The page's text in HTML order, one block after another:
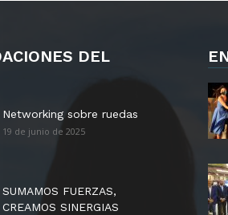
DEL
Networking sobre ruedas
19 de junio de 2025
SUMAMOS FUERZAS,
CREAMOS SINERGIAS